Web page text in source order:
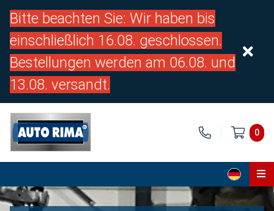
Bitte beachten Sie: Wir haben bis
einschließlich 16.08. geschlossen.
Bestellungen werden am 06.08. und
13.08. versandt.
0
Home